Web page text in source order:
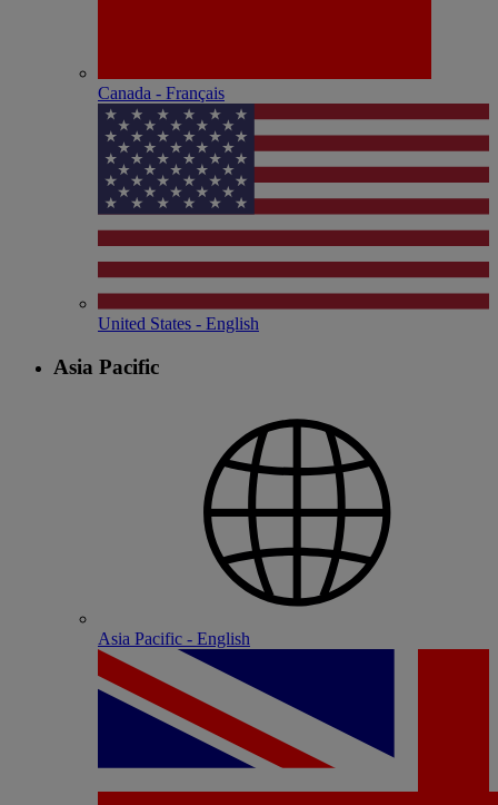
Canada - Français
United States - English
Asia Pacific
Asia Pacific - English